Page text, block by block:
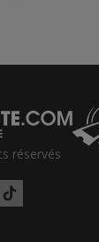
réservés